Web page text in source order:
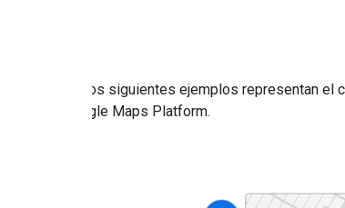
azules de los siguientes ejemplos representan el
de Google Maps Platform.